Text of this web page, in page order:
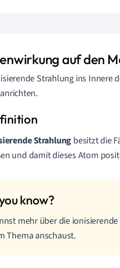
auf den
Strahlung ins Innere
Strahlung besitzt die
und damit dieses Atom
mehr über die
Thema anschaust.